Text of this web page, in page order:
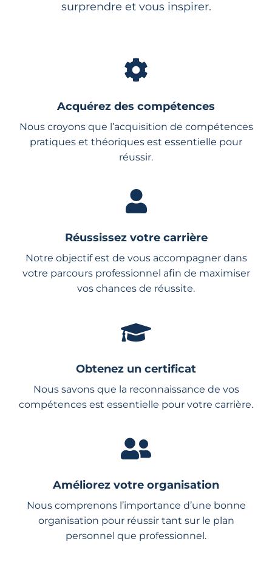
surprendre et vous inspirer.
Acquérez des compétences
Nous croyons que l’acquisition de compétences
pratiques et théoriques est essentielle pour
réussir.
Réussissez votre carrière
Notre objectif est de vous accompagner dans
votre parcours professionnel afin de maximiser
vos chances de réussite.
Obtenez un certificat
Nous savons que la reconnaissance de vos
compétences est essentielle pour votre carrière.
Améliorez votre organisation
Nous comprenons l’importance d’une bonne
organisation pour réussir tant sur le plan
personnel que professionnel.